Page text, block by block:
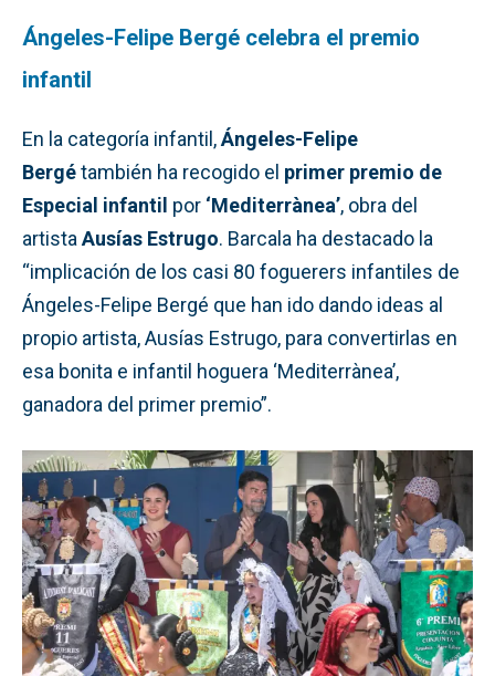
Ángeles-Felipe Bergé celebra el premio
infantil
En la categoría infantil,Ángeles-Felipe
Bergétambién ha recogido el primer premio de
Especial infantil por ‘Mediterrànea’, obra del
artista Ausías Estrugo. Barcala ha destacado la
“implicación de los casi 80 foguerers infantiles de
Ángeles-Felipe Bergé que han ido dando ideas al
propio artista, Ausías Estrugo, para convertirlas en
esa bonita e infantil hoguera ‘Mediterrànea’,
ganadora del primer premio”.